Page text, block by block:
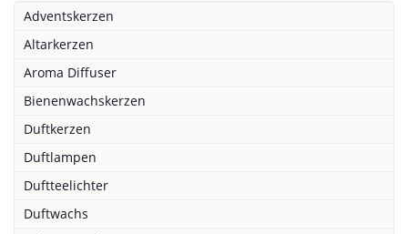
Adventskerzen
Altarkerzen
Aroma Diffuser
Bienenwachskerzen
Duftkerzen
Duftlampen
Duftteelichter
Duftwachs